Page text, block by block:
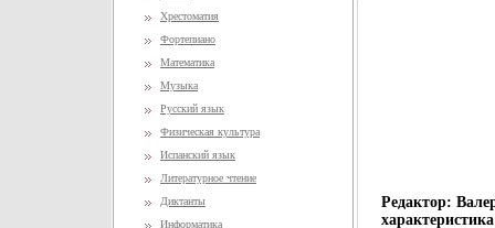
Хрестоматия
Фортепиано
Математика
Музыка
Русский язык
Физическая культура
Испанский язык
Литературное чтение
Диктанты
Информатика
Редактор: